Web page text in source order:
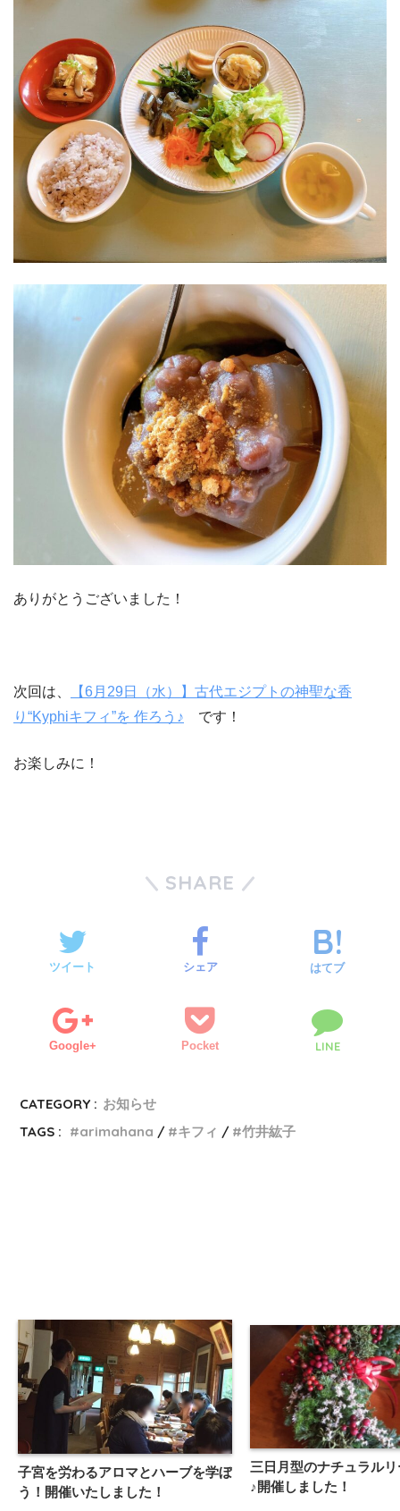
ありがとうございました！
次回は、
【6月29日（水）】古代エジプトの神聖な香
り“Kyphiキフィ”を 作ろう♪ です！
お楽しみに！
SHARE
ツイート シェア はてブ
Google+ Pocket LINE
CATEGORY : お知らせ
TAGS :
arimahana キフィ 竹井紘子
子宮を労わるアロマとハーブを学ぼ
う！開催いたしました！
三日月型のナチュラル
♪開催しました！